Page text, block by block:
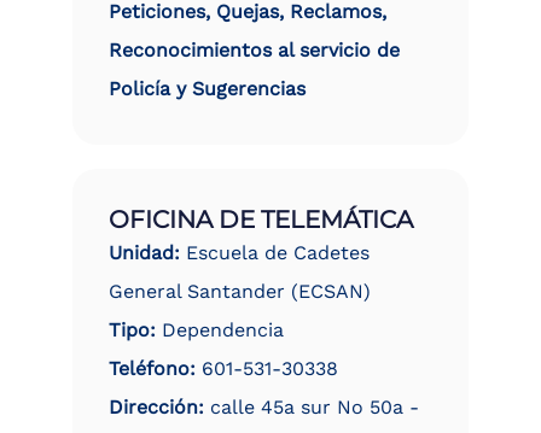
Peticiones, Quejas, Reclamos,
Reconocimientos al servicio de
Policía y Sugerencias
OFICINA DE TELEMÁTICA
Unidad: Escuela de Cadetes
General Santander (ECSAN)
Tipo: Dependencia
Teléfono: 601-531-30338
Dirección: calle 45a sur No 50a -